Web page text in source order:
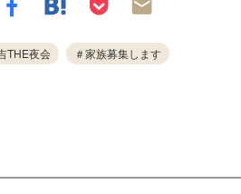
THE夜会 ＃家族募集します